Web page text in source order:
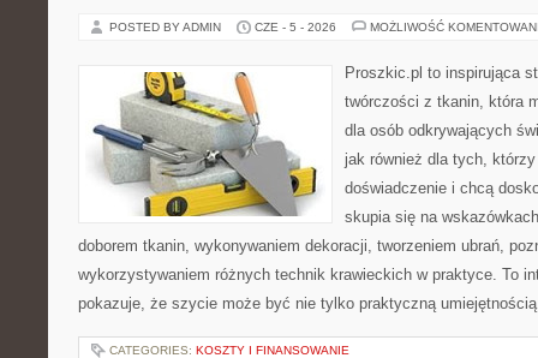
POSTED BY ADMIN CZE - 5 - 2026 MOŻLIWOŚĆ
Proszkic.pl to inspirująca
twórczości z tkanin, która
dla osób odkrywających
jak również dla tych,
doświadczenie i chcą
skupia się na
doborem tkanin, wykonywaniem dekoracji, tworzeniem ubrań,
wykorzystywaniem różnych technik krawieckich w praktyce. To
pokazuje, że szycie może być nie tylko praktyczną
CATEGORIES: KOSZTY I FINANSOWANIE